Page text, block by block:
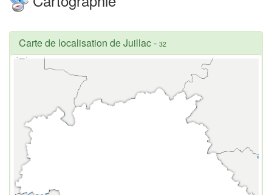
Carte de localisation de Juillac- 32